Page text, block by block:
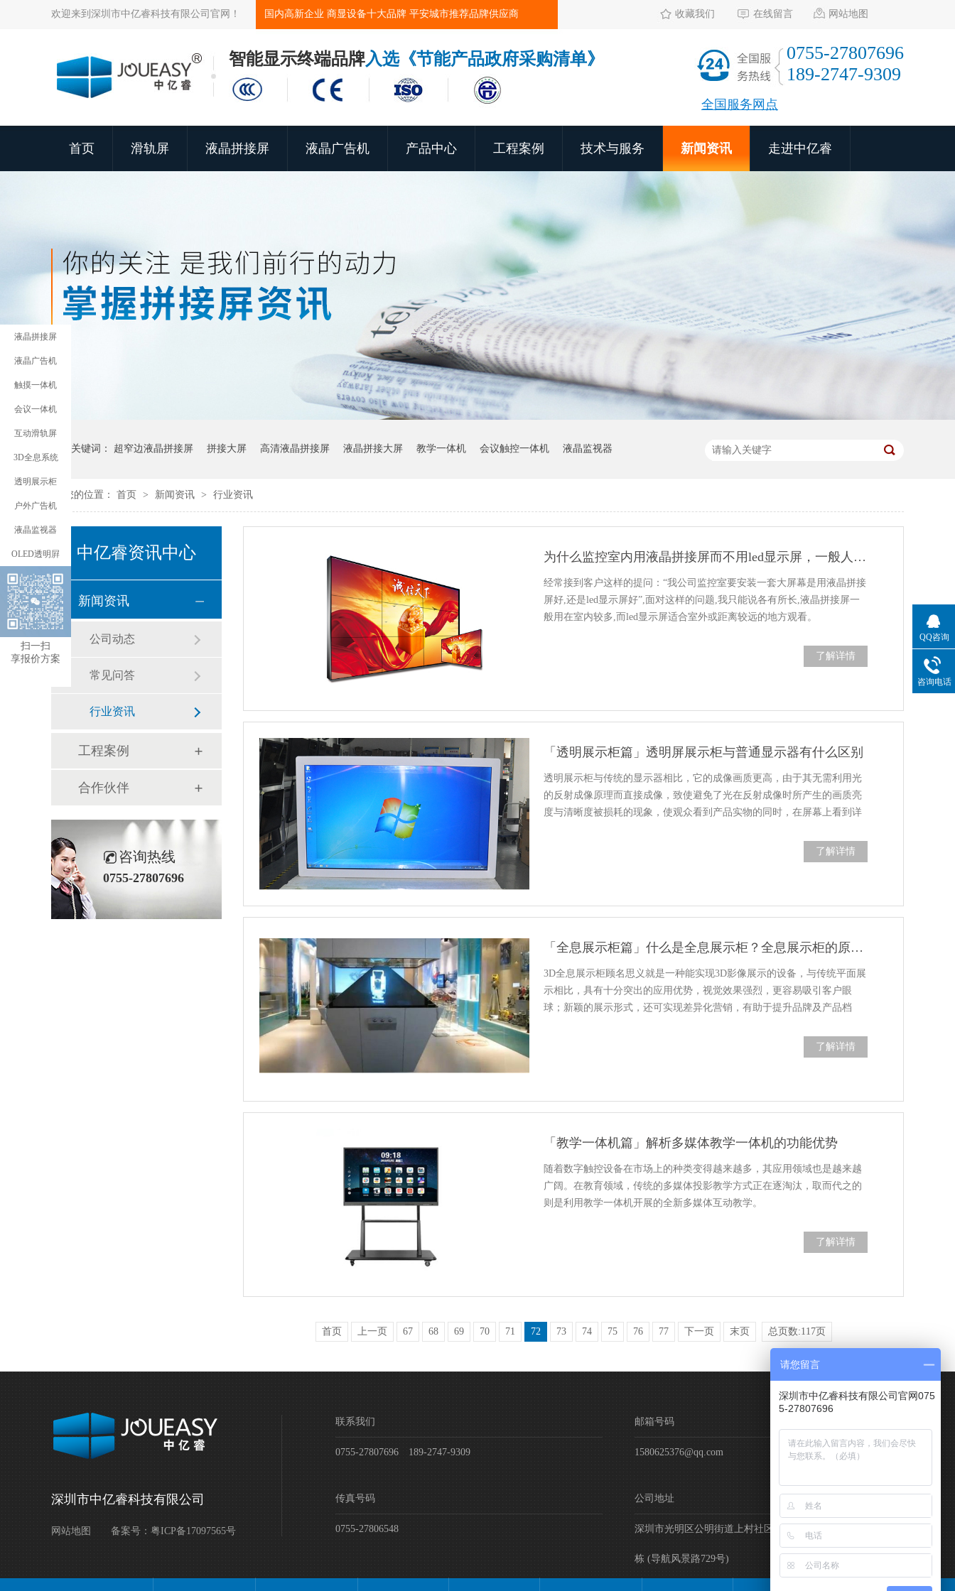
收藏我们 在线留言 网站地图
欢迎来到深圳市中亿睿科技有限公司官网！ 国内高新企业 商显设备十大品牌 平安城市推荐品牌供应商
智能显示终端品牌入选《节能产品政府采购清单》
0755-27807696
189-2747-9309
全国服务网点
首页 滑轨屏 液晶拼接屏 液晶广告机 产品中心 工程案例 技术与服务 新闻资讯 走进中亿睿
热门关键词： 超窄边液晶拼接屏 拼接大屏 高清液晶拼接屏 液晶拼接大屏 教学一体机 会议触控一体机 液晶监视器
您的位置： 首页 > 新闻资讯 > 行业资讯
中亿睿资讯中心
新闻资讯
公司动态
常见问答
行业资讯
工程案例
合作伙伴
咨询热线
0755-27807696
为什么监控室内用液晶拼接屏而不用led显示屏，一般人我不告诉他
经常接到客户这样的提问：“我公司监控室要安装一套大屏幕是用液晶拼接
屏好,还是led显示屏好”,面对这样的问题,我只能说各有所长,液晶拼接屏一
般用在室内较多,而led显示屏适合室外或距离较远的地方观看。
了解详情
「透明展示柜篇」透明屏展示柜与普通显示器有什么区别
透明展示柜与传统的显示器相比，它的成像画质更高，由于其无需利用光
的反射成像原理而直接成像，致使避免了光在反射成像时所产生的画质亮
度与清晰度被损耗的现象，使观众看到产品实物的同时，在屏幕上看到详
了解详情
「全息展示柜篇」什么是全息展示柜？全息展示柜的原理和特点是什么？
3D全息展示柜顾名思义就是一种能实现3D影像展示的设备，与传统平面展
示相比，具有十分突出的应用优势，视觉效果强烈，更容易吸引客户眼
球；新颖的展示形式，还可实现差异化营销，有助于提升品牌及产品档
了解详情
「教学一体机篇」解析多媒体教学一体机的功能优势
随着数字触控设备在市场上的种类变得越来越多，其应用领域也是越来越
广阔。在教育领域，传统的多媒体投影教学方式正在逐淘汰，取而代之的
则是利用教学一体机开展的全新多媒体互动教学。
了解详情
首页 上一页 67 68 69 70 71 72 73 74 75 76 77 下一页 末页 总页数:117页
深圳市中亿睿科技有限公司
网站地图 备案号： 粤ICP备17097565号
联系我们
0755-27807696 189-2747-9309
邮箱号码
1580625376@qq.com
传真号码
0755-27806548
公司地址
深圳市光明区公明街道上村社区同富裕旭发科技园第1栋034
栋 (导航风景路729号)
QQ咨询
咨询电话
液晶拼接屏
液晶广告机
触摸一体机
会议一体机
互动滑轨屏
3D全息系统
透明展示柜
户外广告机
液晶监视器
OLED透明屛
扫一扫
享报价方案
请您留言
深圳市中亿睿科技有限公司官网075
5-27807696